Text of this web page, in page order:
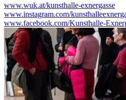
www.wuk.at/kunsthalle-exnergasse
www.instagram.com/
www.facebook.com/Kunsthalle-